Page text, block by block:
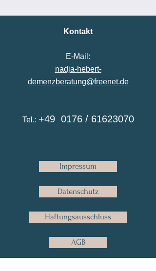
Kontakt
E-Mail:
nadja-hebert-
demenzberatung@freenet.de
Tel.: +49 0176 / 61623070
Impressum
Datenschutz
Haftungsausschluss
AGB